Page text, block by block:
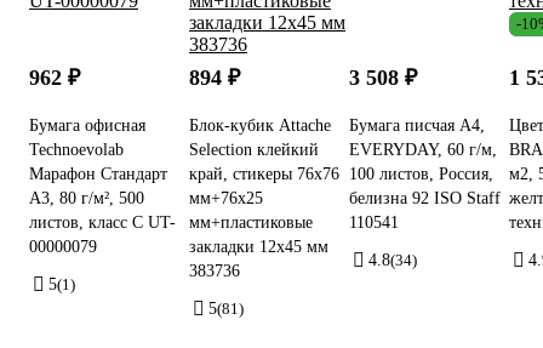
962 ₽
Бумага офисная
Technoevolab
Марафон Стандарт
А3, 80 г/м², 500
листов, класс С UT-
00000079
5(1)
894 ₽
Блок-кубик Attache
Selection клейкий
край, стикеры 76х76
мм+76х25
мм+пластиковые
закладки 12х45 мм
383736
5(81)
3 508 ₽
Бумага писчая А4,
EVERYDAY, 60 г/м,
100 листов, Россия,
белизна 92 ISO Staff
110541
4.8(34)
-
1
м2,